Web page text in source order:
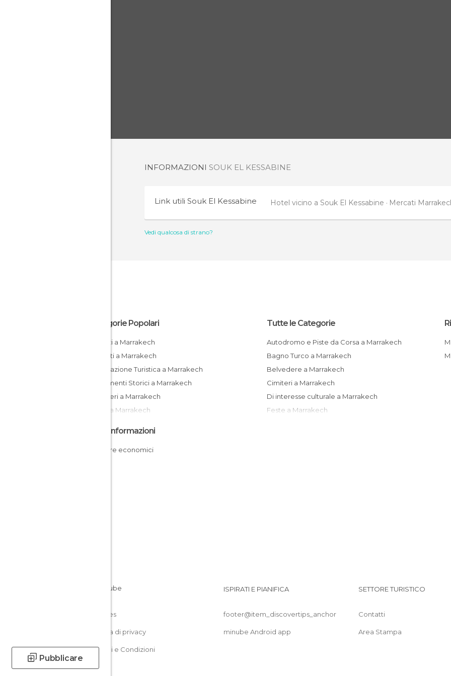
Pubblicare
INFORMAZIONI SOUK EL KESSABINE
Link utili Souk El Kessabine Hotel vicino a Souk El Kessabine Mercati
Vedi qualcosa di strano?
Categorie Popolari
Negozi a Marrakech
Mercati a Marrakech
Informazione Turistica a Marrakech
Monumenti Storici a Marrakech
Quartieri a Marrakech
Musei a Marrakech
Tutte le Categorie
Autodromo e Piste da Corsa a Marrakech
Bagno Turco a Marrakech
Belvedere a Marrakech
Cimiteri a Marrakech
Di interesse culturale a Marrakech
Feste a Marrakech
Pub a Marrakech
Stazioni delle Corriere a Marrakech
Altre Informazioni
Dormire economici
Cookies
Politica di privacy
Termini e Condizioni
ISPIRATI E PIANIFICA
footer@item_discovertips_anchor
minube Android app
SETTORE TURISTICO
Contatti
Area Stampa